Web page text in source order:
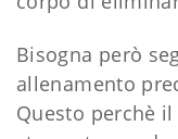
Bisogna però
allenamento
Questo perchè